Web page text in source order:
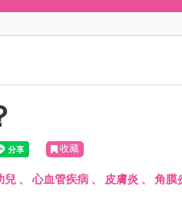
收藏
兒、 心血管疾病、 皮膚炎 、 角膜